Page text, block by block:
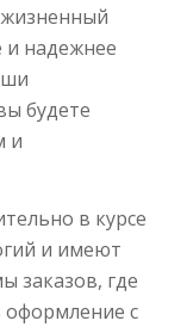
и надежнее
будете
и
в курсе
и имеют
заказов, где
с